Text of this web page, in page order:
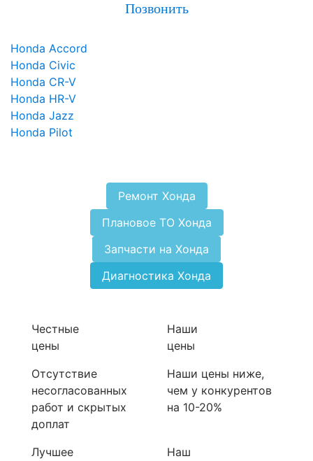
Позвонить
Honda Accord
Honda Civic
Honda CR-V
Honda HR-V
Honda Jazz
Honda Pilot
Ремонт Хонда
Плановое ТО Хонда
Запчасти на Хонда
Диагностика Хонда
Честные
цены
Отсутствие
несогласованных
работ и скрытых
доплат
Наши
цены
Наши цены ниже,
чем у конкурентов
на 10-20%
Лучшее
Наш